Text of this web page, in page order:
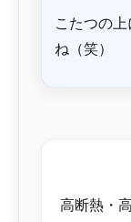
こたつの
高断熱・